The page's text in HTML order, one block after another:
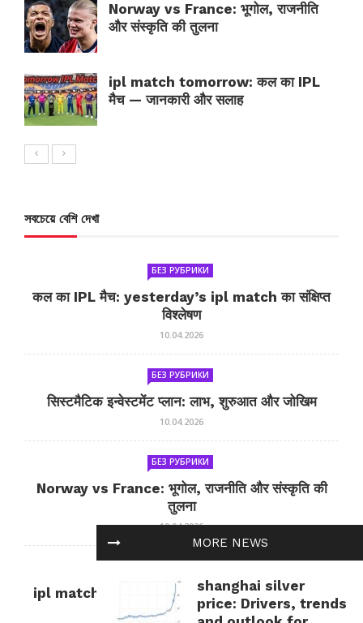
MORE NEWS
shanghai silver
price: Drivers, trends
Norway vs France: भूगोल, राजनीति
और संस्कृति की तुलना
ipl match tomorrow: कल का IPL
मैच — जानकारी और सलाह
সবচেয়ে বেশি দেখা
БЕЗ РУБРИКИ
कल का IPL मैच: yesterday’s ipl match का संक्षिप्त
विश्लेषण
10.04.2026
БЕЗ РУБРИКИ
सिस्टमैटिक इन्वेस्टमेंट प्लान: लाभ, शुरुआत और जोखिम
10.04.2026
БЕЗ РУБРИКИ
Norway vs France: भूगोल, राजनीति और संस्कृति की
तुलना
10.04.2026
ipl match tomorrow: कल का IPL मैच — जानकारी
और सलाह